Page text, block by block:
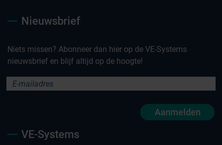
Nieuwsbrief
Niets missen? Abonneer dan hier op de VE-Systems
nieuwsbrief en blijf altijd op de hoogte!
Aanmelden
VE-Systems